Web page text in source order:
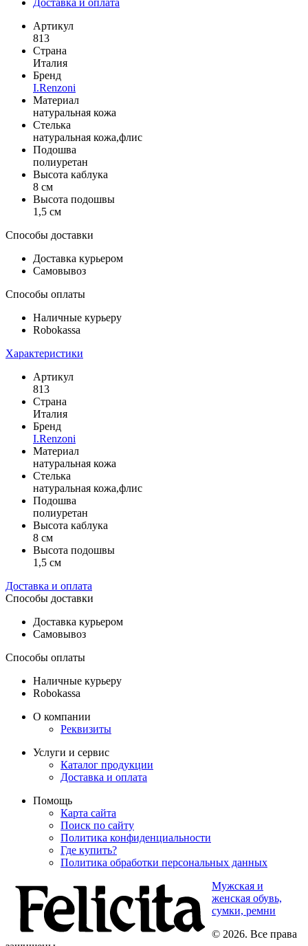
Доставка и оплата
Артикул
813
Страна
Италия
Бренд
I.Renzoni
Материал
натуральная кожа
Стелька
натуральная кожа,флис
Подошва
полиуретан
Высота каблука
8 см
Высота подошвы
1,5 см
Способы доставки
Доставка курьером
Самовывоз
Способы оплаты
Наличные курьеру
Robokassa
Характеристики
Артикул
813
Страна
Италия
Бренд
I.Renzoni
Материал
натуральная кожа
Стелька
натуральная кожа,флис
Подошва
полиуретан
Высота каблука
8 см
Высота подошвы
1,5 см
Доставка и оплата
Способы доставки
Доставка курьером
Самовывоз
Способы оплаты
Наличные курьеру
Robokassa
О компании
Реквизиты
Услуги и сервис
Каталог продукции
Доставка и оплата
Помощь
Карта сайта
Поиск по сайту
Политика конфиденциальности
Где купить?
Политика обработки персональных данных
Мужская и
женская обувь,
сумки, ремни
© 2026. Все права